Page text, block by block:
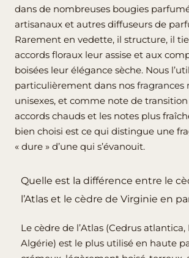
dans de nombreuses bougies
artisanaux et autres diffuseurs de
Rarement en vedette, il structure, il
accords floraux leur assise et aux
boisées leur élégance sèche. Nous
particulièrement dans nos fragrances
unisexes, et comme note de
accords chauds et les notes plus
bien choisi est ce qui distingue une
« dure » d’une qui s’évanouit.
Quelle est la différence entre le
l’Atlas et le cèdre de Virginie en
Le cèdre de l’Atlas (Cedrus
Algérie) est le plus utilisé en haute